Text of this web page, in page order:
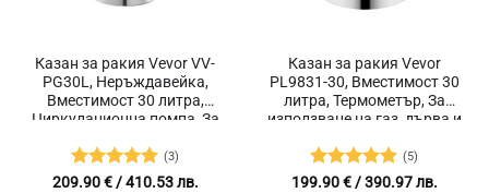
Казан за ракия Vevor VV-
PG30L, Неръждавейка,
Вместимост 30 литра,
Циркулационна помпа, За
Термометър
Оценено с
(3)
209.90€/ 410.53 лв.
Казан за ракия Vevor
PL9831-30, Вместимост 30
литра, Термометър, За
използване на газ, дърва и
Оценено с
(5)
199.90€/ 390.97 лв.